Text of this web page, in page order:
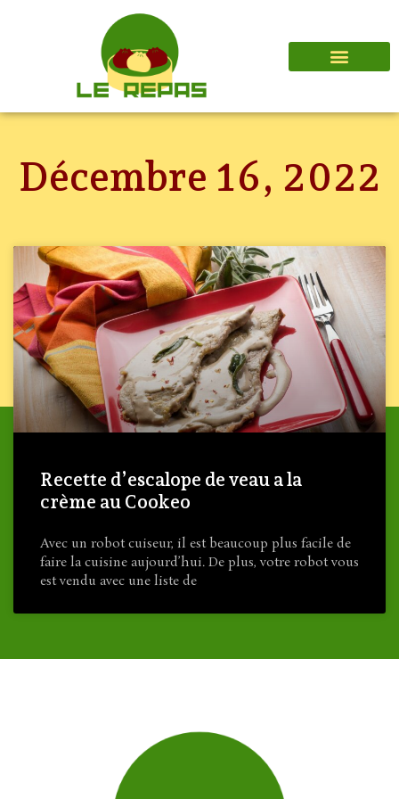
Décembre 16, 2022
Recette d’escalope de veau a la
crème au Cookeo
Avec un robot cuiseur, il est beaucoup plus facile de
faire la cuisine aujourd’hui. De plus, votre robot vous
est vendu avec une liste de